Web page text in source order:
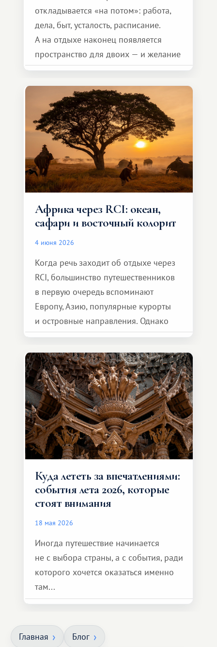
откладывается «на потом»: работа,
дела, быт, усталость, расписание.
А на отдыхе наконец появляется
пространство для двоих — и желание
сделать для близкого человека что-то
особенное. Не обязательно
масштабное, но тёплое
и запоминающееся :)
Африка через RCI: океан,
сафари и восточный колорит
4 июня 2026
Когда речь заходит об отдыхе через
RCI, большинство путешественников
в первую очередь вспоминают
Европу, Азию, популярные курорты
и островные направления. Однако
возможности обменной системы
значительно шире. Среди них есть
и Африка — континент, который
способен подарить совершенно иной
формат путешествия.
Куда лететь за впечатлениями:
события лета 2026, которые
стоят внимания
18 мая 2026
Иногда путешествие начинается
не с выбора страны, а с события, ради
которого хочется оказаться именно
там...
Главная Блог